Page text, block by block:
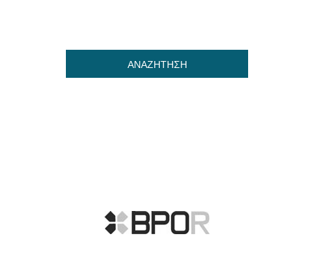
ΑΝΑΖΗΤΗΣΗ